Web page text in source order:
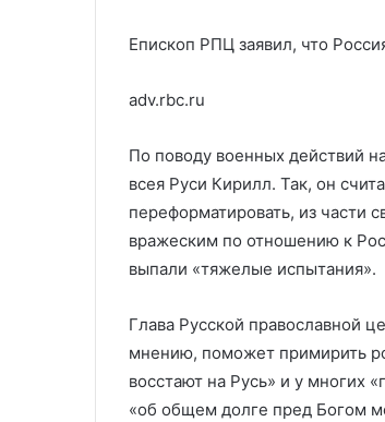
Епископ РПЦ заявил, что
adv.rbc.ru
По поводу военных действий
всея Руси Кирилл. Так, он
переформатировать, из части
вражеским по отношению к
выпали «тяжелые испытания».
Глава Русской православной
мнению, поможет примирить
восстают на Русь» и у многих
«об общем долге пред Богом